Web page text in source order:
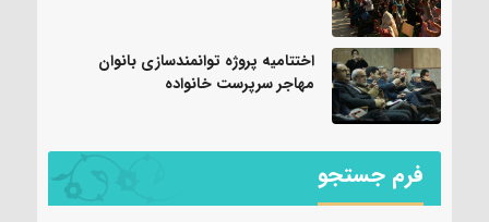
اختتامیه پروژه توانمندسازی بانوان
مهاجر سرپرست خانواده
فرم جستجو